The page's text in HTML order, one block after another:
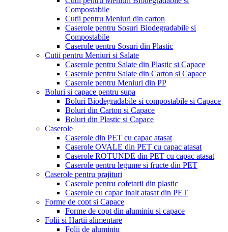
Compostabile
Cutii pentru Meniuri din carton
Caserole pentru Sosuri Biodegradabile si
Compostabile
Caserole pentru Sosuri din Plastic
Cutii pentru Meniuri si Salate
Caserole pentru Salate din Plastic si Capace
Caserole pentru Salate din Carton si Capace
Caserole pentru Meniuri din PP
Boluri si capace pentru supa
Boluri Biodegradabile si compostabile si Capace
Boluri din Carton si Capace
Boluri din Plastic si Capace
Caserole
Caserole din PET cu capac atasat
Caserole OVALE din PET cu capac atasat
Caserole ROTUNDE din PET cu capac atasat
Caserole pentru legume si fructe din PET
Caserole pentru prajituri
Caserole pentru cofetarii din plastic
Caserole cu capac inalt atasat din PET
Forme de copt si Capace
Forme de copt din aluminiu si capace
Folii si Hartii alimentare
Folii de aluminiu